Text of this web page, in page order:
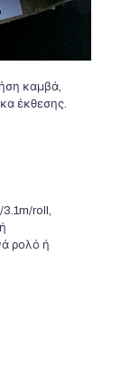
καμβά,
έκθεσης.
3.1m/roll,
ρολό ή